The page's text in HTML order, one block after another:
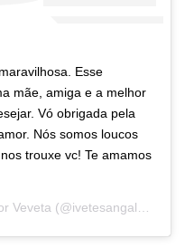
Esse
mãe, amiga e a melhor
Vó obrigada pela
Nós somos loucos
trouxe vc! Te amamos
Veveta (@ivetesangalo) em